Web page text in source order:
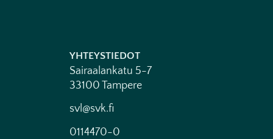
YHTEYSTIEDOT
Sairaalankatu 5-7
33100 Tampere
svl@svk.fi
0114470-0